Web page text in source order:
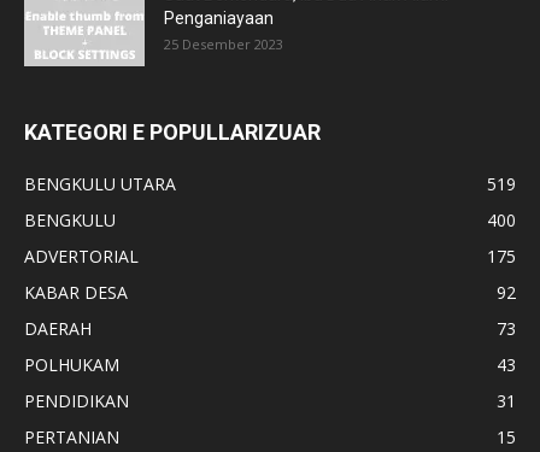
Penganiayaan
25 Desember 2023
KATEGORI E POPULLARIZUAR
BENGKULU UTARA
519
BENGKULU
400
ADVERTORIAL
175
KABAR DESA
92
DAERAH
73
POLHUKAM
43
PENDIDIKAN
31
PERTANIAN
15